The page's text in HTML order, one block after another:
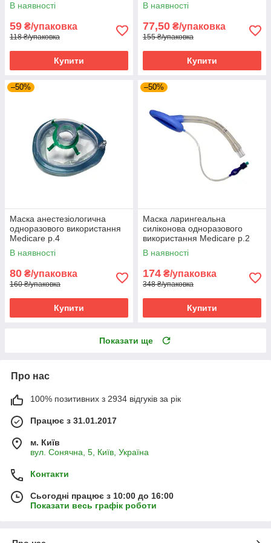
В наявності
59 ₴/упаковка
118 ₴/упаковка
Купити
В наявності
77,50 ₴/упаковка
155 ₴/упаковка
Купити
–50%
Маска анестезіологична
одноразового використання
Medicare р.4
В наявності
80 ₴/упаковка
160 ₴/упаковка
Купити
–50%
Маска ларингеальна
силіконова одноразового
використання Medicare р.2
В наявності
174 ₴/упаковка
348 ₴/упаковка
Купити
Показати ще
Про нас
100% позитивних з 2934 відгуків за рік
Працює з 31.01.2017
м. Київ
вул. Сонячна, 5, Київ, Україна
Контакти
Сьогодні працює з 10:00 до 16:00
Показати весь графік роботи